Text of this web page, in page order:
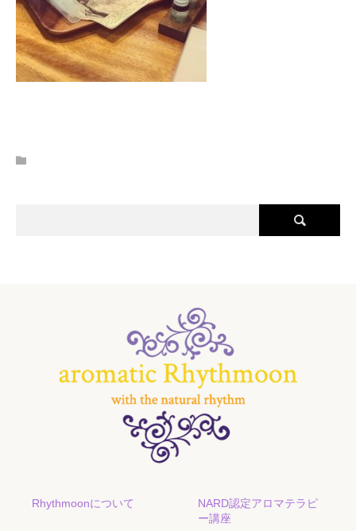
Rhythmoonについて
NARD認定アロマテラピ
ー講座